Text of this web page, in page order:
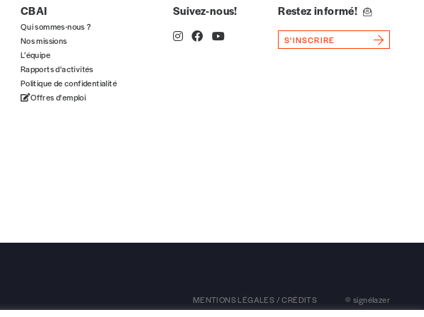
CBAI
Qui sommes-nous ?
Nos missions
L’équipe
Rapports d'activités
Politique de confidentialité
Offres d'emploi
Suivez-nous! Restez informé!
S'INSCRIRE
MENTIONS LÉGALES / CRÉDITS © signélazer